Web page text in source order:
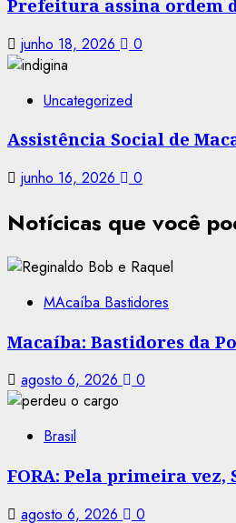
Prefeitura assina ordem
junho 18, 2026 0
Uncategorized
Assistência Social de
junho 16, 2026 0
Notícicas que você
MAcaíba Bastidores
Macaíba: Bastidores da
agosto 6, 2026 0
Brasil
FORA: Pela primeira
agosto 6, 2026 0